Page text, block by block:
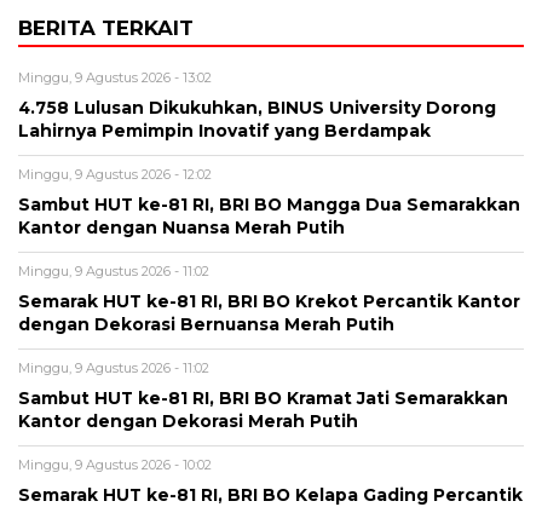
BERITA TERKAIT
Minggu, 9 Agustus 2026 - 13:02
4.758 Lulusan Dikukuhkan, BINUS University Dorong
Lahirnya Pemimpin Inovatif yang Berdampak
Minggu, 9 Agustus 2026 - 12:02
Sambut HUT ke-81 RI, BRI BO Mangga Dua Semarakkan
Kantor dengan Nuansa Merah Putih
Minggu, 9 Agustus 2026 - 11:02
Semarak HUT ke-81 RI, BRI BO Krekot Percantik Kantor
dengan Dekorasi Bernuansa Merah Putih
Minggu, 9 Agustus 2026 - 11:02
Sambut HUT ke-81 RI, BRI BO Kramat Jati Semarakkan
Kantor dengan Dekorasi Merah Putih
Minggu, 9 Agustus 2026 - 10:02
Semarak HUT ke-81 RI, BRI BO Kelapa Gading Percantik